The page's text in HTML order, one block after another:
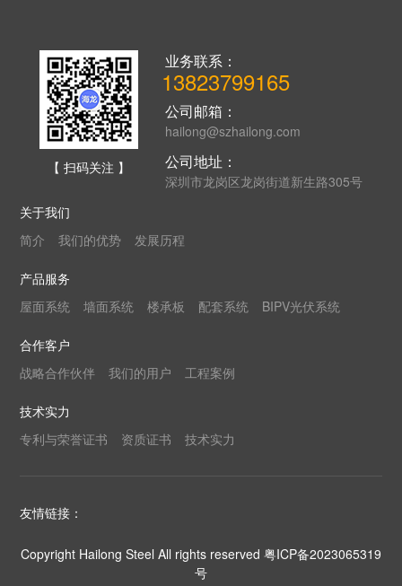
【 扫码关注 】
业务联系：
13823799165
公司邮箱：
hailong@szhailong.com
公司地址：
深圳市龙岗区龙岗街道新生路305号
关于我们
简介
我们的优势 发展历程
产品服务
屋面系统
墙面系统 楼承板 配套系统 BIPV光伏系统
合作客户
战略合作伙伴
我们的用户 工程案例
技术实力
专利与荣誉证书
资质证书 技术实力
友情链接：
Copyright Hailong Steel All rights reserved 粤ICP备2023065319
号